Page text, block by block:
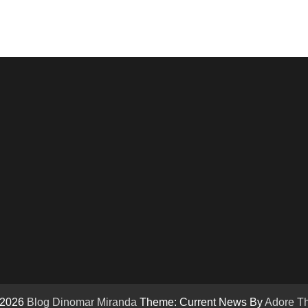
Blog Dinomar Miranda Theme: Current News ByAdore